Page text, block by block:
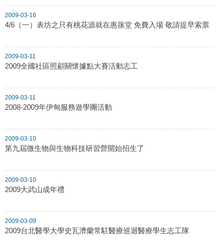
2009-03-16
4/6（一）表坊之只有桃花源就在惠蓀堂 免費入場 敬請提早索票
2009-03-11
2009全國社區照顧關懷據點大賽活動志工
2009-03-11
2008-2009年伊甸服務遊學團活動
2009-03-10
第九屆微生物與生物科技研習營開始招生了
2009-03-10
2009大武山成年禮
2009-03-09
2009台北醫學大學史瓦濟蘭常駐醫療巡迴醫療學生志工隊